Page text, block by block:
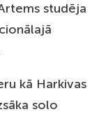
studēja
kā Harkivas
solo